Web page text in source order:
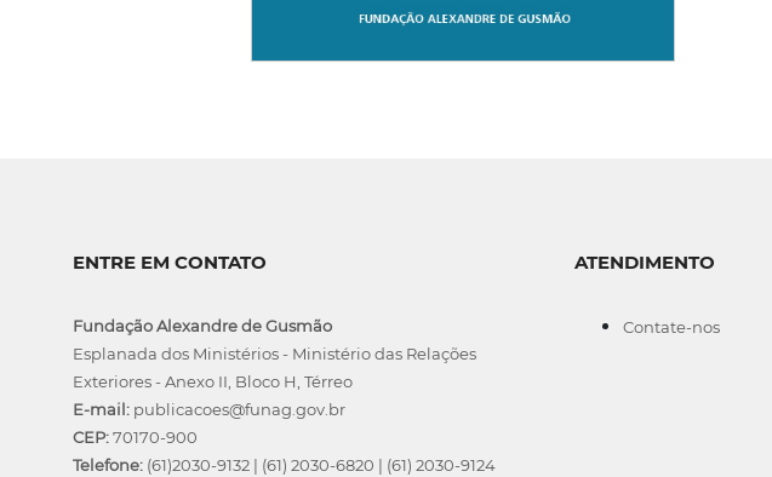
ENTRE EM CONTATO
Fundação Alexandre de Gusmão
Esplanada dos Ministérios - Ministério das Relações
Exteriores - Anexo II, Bloco H, Térreo
E-mail: publicacoes@funag.gov.br
CEP:70170-900
Telefone: (61)2030-9132 | (61) 2030-6820 | (61) 2030-9124
ATENDIMENTO
Contate-nos